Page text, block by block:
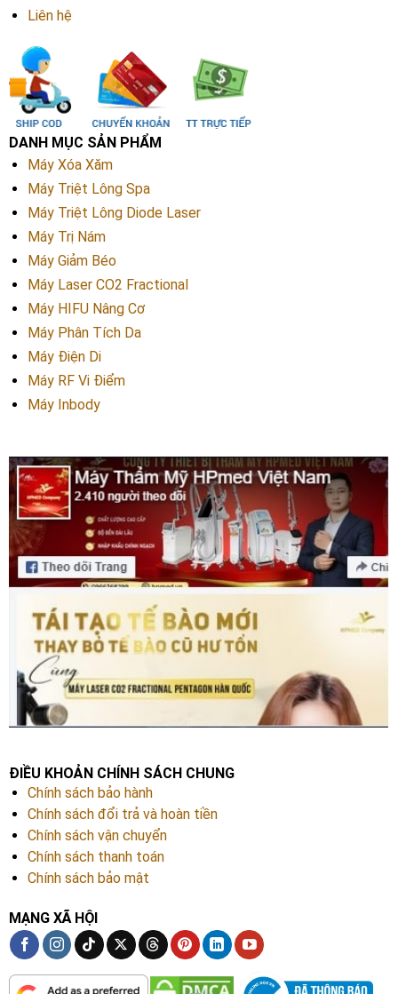
Liên hệ
DANH MỤC SẢN PHẨM
Máy Xóa Xăm
Máy Triệt Lông Spa
Máy Triệt Lông Diode Laser
Máy Trị Nám
Máy Giảm Béo
Máy Laser CO2 Fractional
Máy HIFU Nâng Cơ
Máy Phân Tích Da
Máy Điện Di
Máy RF Vi Điểm
Máy Inbody
ĐIỀU KHOẢN CHÍNH SÁCH CHUNG
Chính sách bảo hành
Chính sách đổi trả và hoàn tiền
Chính sách vận chuyển
Chính sách thanh toán
Chính sách bảo mật
MẠNG XÃ HỘI